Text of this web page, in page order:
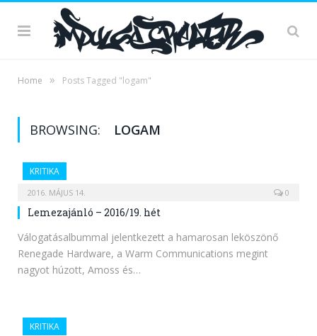
Home » Posts Tagged "logam"
BROWSING: LOGAM
KRITIKA
2016. MÁJUS 14. 0
Lemezajánló – 2016/19. hét
Válogatásalbummal jelentkezett a hamarosan leköszönő
Renegade Hardware, a Warm Communications megint
nagyot húzott, Amoss és…
KRITIKA